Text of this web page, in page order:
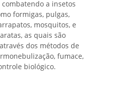
a insetos
formigas, pulgas,
mosquitos, e
as quais são
dos métodos de
fumace,
biológico.